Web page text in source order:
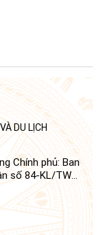
DU LỊCH
Chính phủ: Ban
số 84-KL/TW
tiếp tục thực
6 năm 2008
và phát triển